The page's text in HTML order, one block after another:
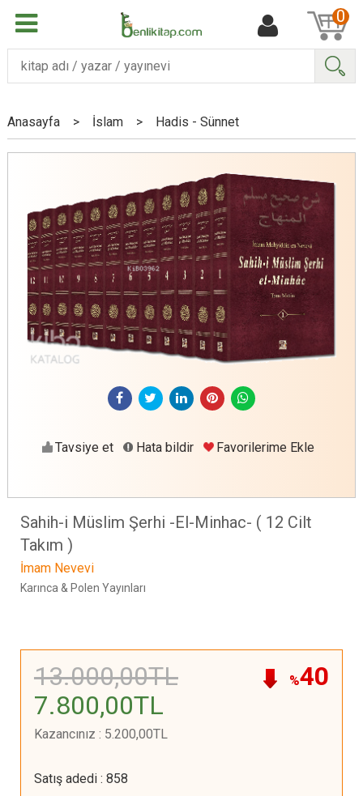
0
Anasayfa > İslam > Hadis - Sünnet
Tavsiye et Hata bildir Favorilerime Ekle
Sahih-i Müslim Şerhi -El-Minhac- ( 12 Cilt
Takım )
İmam Nevevi
Karınca & Polen Yayınları
%40
13.000,00TL
7.800,00TL
Kazancınız : 5.200,00TL
Satış adedi: 858